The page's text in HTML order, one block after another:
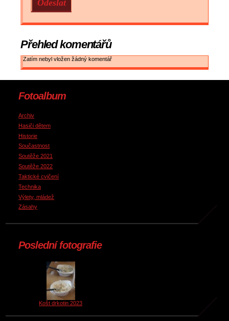
Přehled komentářů
Zatím nebyl vložen žádný komentář
Fotoalbum
Archiv
Hasiči dětem
Historie
Součastnost
Soutěže 2021
Soutěže 2022
Taktické cvičení
Technika
Výlety, mládež
Zásahy
Poslední fotografie
Košt drkotin 2023